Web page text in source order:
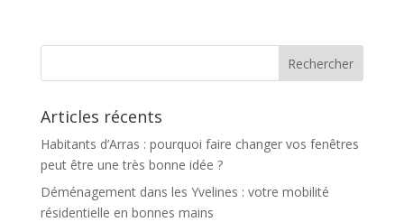
Articles récents
Habitants d’Arras : pourquoi faire changer vos fenêtres
peut être une très bonne idée ?
Déménagement dans les Yvelines : votre mobilité
résidentielle en bonnes mains